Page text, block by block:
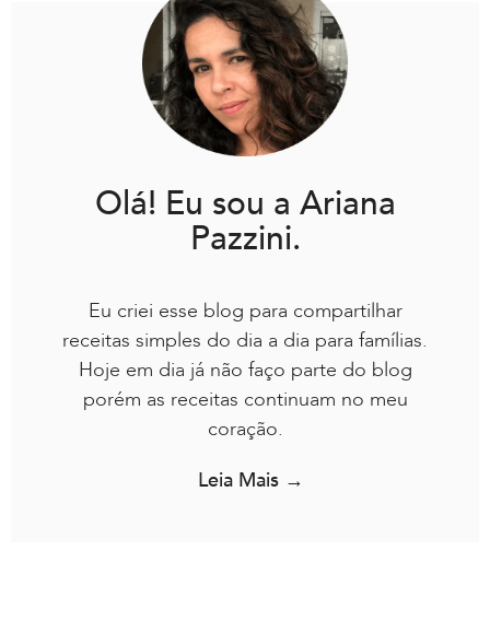
Olá! Eu sou a Ariana
Pazzini.
Eu criei esse blog para compartilhar
receitas simples do dia a dia para famílias.
Hoje em dia já não faço parte do blog
porém as receitas continuam no meu
coração.
Leia Mais →